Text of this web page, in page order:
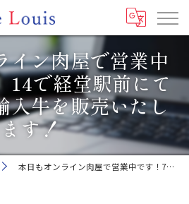
イン肉屋で営業中
14で経堂駅前にて
入牛を販売いたし
ます！
本日もオンライン肉屋で営業中です！7/13、14で経堂駅前にてリヤカーで輸入牛を販売いたします！